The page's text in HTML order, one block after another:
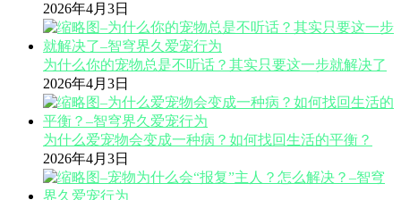
2026年4月3日
为什么你的宠物总是不听话？其实只要这一步就解决了
2026年4月3日
为什么爱宠物会变成一种病？如何找回生活的平衡？
2026年4月3日